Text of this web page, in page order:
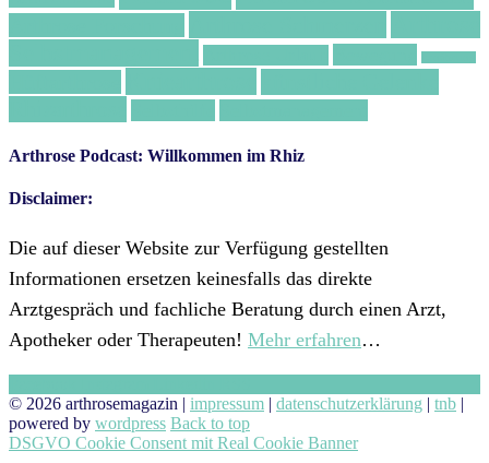
Arthrose Podcast: Willkommen im Rhiz
Disclaimer:
Die auf dieser Website zur Verfügung gestellten
Informationen ersetzen keinesfalls das direkte
Arztgespräch und fachliche Beratung durch einen Arzt,
Apotheker oder Therapeuten! Mehr erfahren…
© 2026 arthrosemagazin | impressum | datenschutzerklärung | tnb |
powered by wordpress Back to top
DSGVO Cookie Consent mit Real Cookie Banner